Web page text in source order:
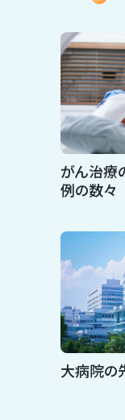
がん治療
例の数々
大病院の